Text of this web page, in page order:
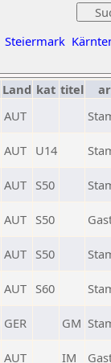
Steiermark
Land kat titel
AUT
AUT U14
AUT S50
AUT S50
AUT S50
AUT S60
GER GM
AUT IM